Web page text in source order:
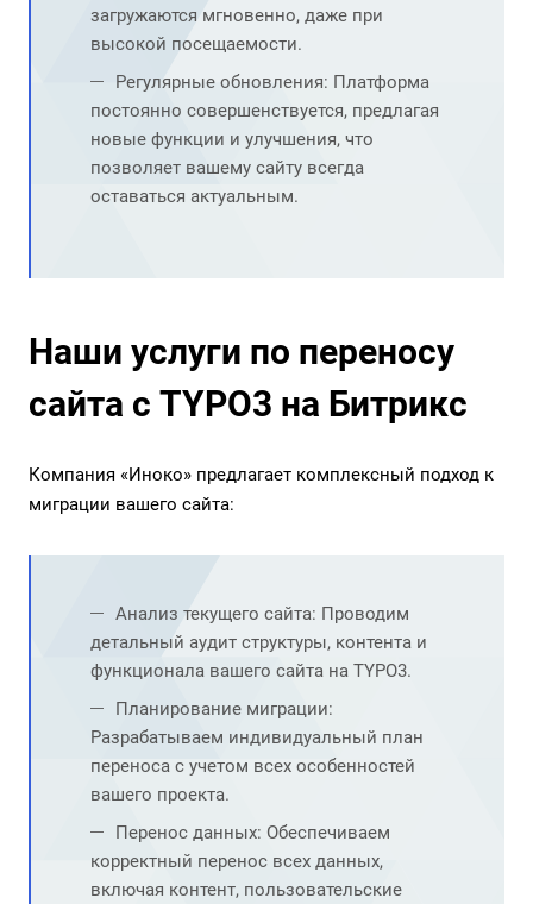
загружаются мгновенно, даже при
высокой посещаемости.
Регулярные обновления: Платформа
постоянно совершенствуется, предлагая
новые функции и улучшения, что
позволяет вашему сайту всегда
оставаться актуальным.
Наши услуги по переносу
сайта с TYPO3 на Битрикс
Компания «Иноко» предлагает комплексный подход к
миграции вашего сайта:
Анализ текущего сайта: Проводим
детальный аудит структуры, контента и
функционала вашего сайта на TYPO3.
Планирование миграции:
Разрабатываем индивидуальный план
переноса с учетом всех особенностей
вашего проекта.
Перенос данных: Обеспечиваем
корректный перенос всех данных,
включая контент, пользовательские